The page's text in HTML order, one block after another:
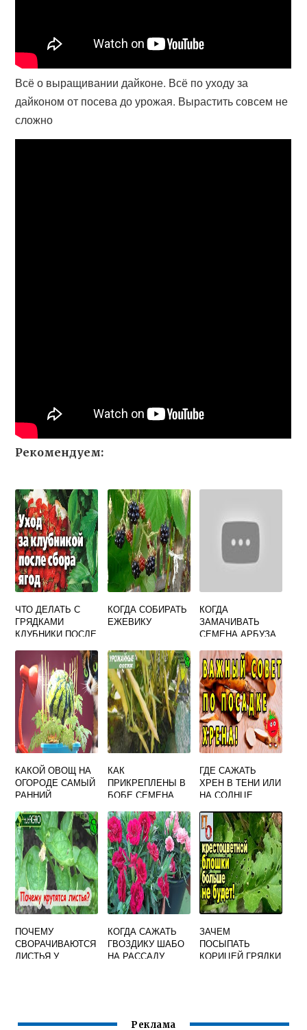
Всё о выращивании дайконе. Всё по уходу за
дайконом от посева до урожая. Вырастить совсем не
сложно
Рекомендуем:
ЧТО ДЕЛАТЬ С
ГРЯДКАМИ
КЛУБНИКИ ПОСЛЕ
КОГДА СОБИРАТЬ
ЕЖЕВИКУ
КОГДА
ЗАМАЧИВАТЬ
СЕМЕНА АРБУЗА
КАКОЙ ОВОЩ НА
ОГОРОДЕ САМЫЙ
РАННИЙ
КАК
ПРИКРЕПЛЕНЫ В
БОБЕ СЕМЕНА
КРАТКИЙ ОТВЕТ
ГДЕ САЖАТЬ
ХРЕН В ТЕНИ ИЛИ
НА СОЛНЦЕ
ПОЧЕМУ
СВОРАЧИВАЮТСЯ
ЛИСТЬЯ У
КОГДА САЖАТЬ
ГВОЗДИКУ ШАБО
НА РАССАДУ
ЗАЧЕМ
ПОСЫПАТЬ
КОРИЦЕЙ ГРЯДКИ
Реклама